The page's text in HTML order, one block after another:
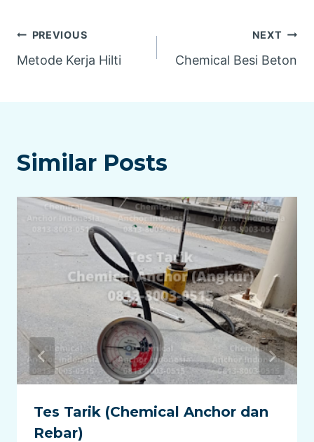
Navigasi
pos
PREVIOUS
Metode Kerja Hilti
NEXT
Chemical Besi Beton
Similar Posts
Tes Tarik (Chemical Anchor dan
Rebar)